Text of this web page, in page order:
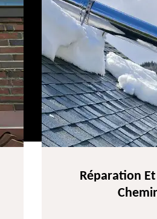
Réparation